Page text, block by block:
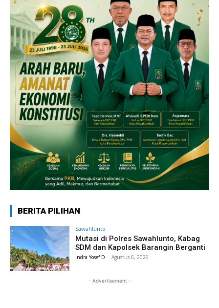
BERITA PILIHAN
Sawahlunto
Mutasi di Polres Sawahlunto, Kabag
SDM dan Kapolsek Barangin Berganti
Indra Yosef D - Agustus 6, 2026
- Advertisement -